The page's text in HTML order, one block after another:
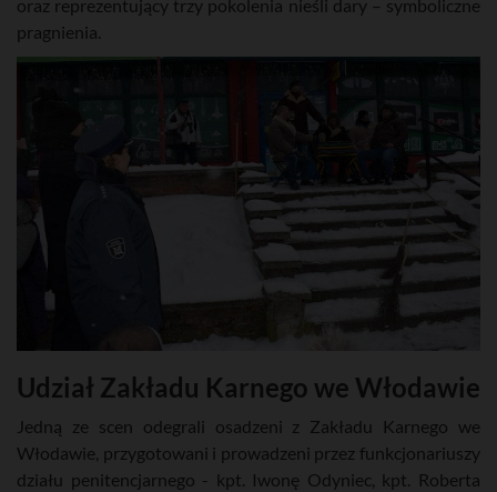
oraz reprezentujący trzy pokolenia nieśli dary – symboliczne
pragnienia.
Udział Zakładu Karnego we Włodawie
Jedną ze scen odegrali osadzeni z Zakładu Karnego we
Włodawie, przygotowani i prowadzeni przez funkcjonariuszy
działu penitencjarnego - kpt. Iwonę Odyniec, kpt. Roberta